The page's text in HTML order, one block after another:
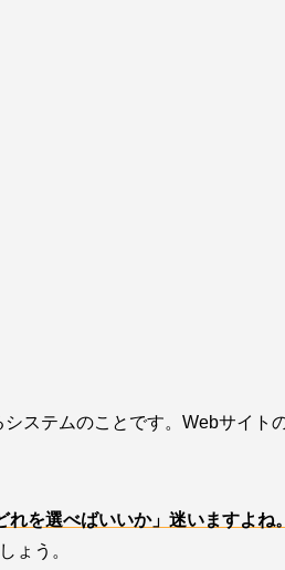
ステムのことです。Webサイ
れを選べばいいか」迷いますよね。
ょう。